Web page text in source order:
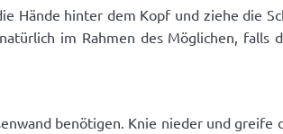
Hände hinter dem Kopf und ziehe die
im Rahmen des Möglichen, falls
benötigen. Knie nieder und